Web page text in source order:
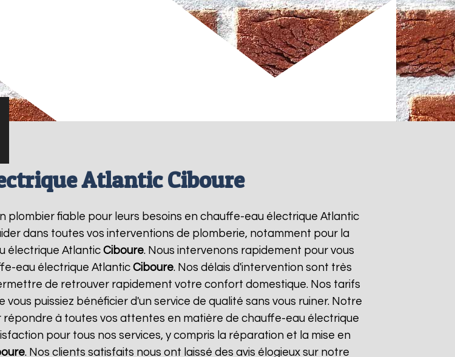
Atlantic Ciboure
plombier fiable pour leurs besoins en chauffe-eau électrique Atlantic
dans toutes vos interventions de plomberie, notamment pour la
électrique Atlantic Ciboure. Nous intervenons rapidement pour vous
eau électrique Atlantic Ciboure. Nos délais d'intervention sont très
de retrouver rapidement votre confort domestique. Nos tarifs
puissiez bénéficier d'un service de qualité sans vous ruiner. Notre
à toutes vos attentes en matière de chauffe-eau électrique
pour tous nos services, y compris la réparation et la mise en
. Nos clients satisfaits nous ont laissé des avis élogieux sur notre